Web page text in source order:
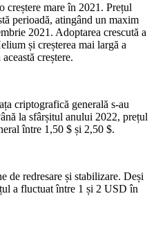
creștere mare în 2021. Prețul
perioadă, atingând un maxim
2021. Adoptarea crescută a
și creșterea mai largă a
creștere.
criptografică generală s-au
la sfârșitul anului 2022, prețul
între 1,50 $ și 2,50 $.
de redresare și stabilizare. Deși
a fluctuat între 1 și 2 USD în